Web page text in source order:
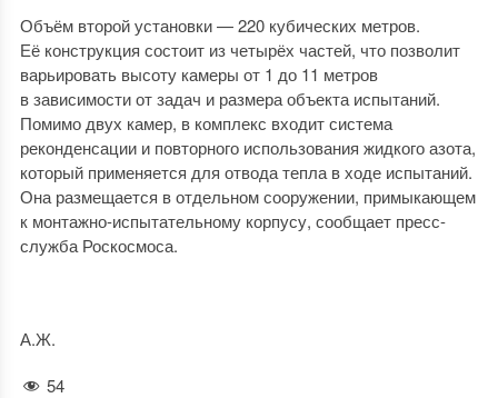
Объём второй установки — 220 кубических метров.
Её конструкция состоит из четырёх частей, что позволит
варьировать высоту камеры от 1 до 11 метров
в зависимости от задач и размера объекта испытаний.
Помимо двух камер, в комплекс входит система
реконденсации и повторного использования жидкого азота,
который применяется для отвода тепла в ходе испытаний.
Она размещается в отдельном сооружении, примыкающем
к монтажно-испытательному корпусу, сообщает пресс-
служба Роскосмоса.
А.Ж.
54